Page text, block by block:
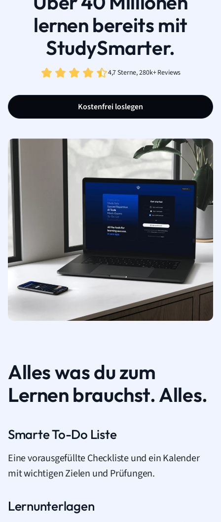
lernen bereits mit
StudySmarter.
4,7 Sterne, 280k+ Reviews
Kostenfrei loslegen
Alles was du zum
Lernen brauchst. Alles.
Smarte To-Do Liste
Eine vorausgefüllte Checkliste und ein Kalender
mit wichtigen Zielen und Prüfungen.
Lernunterlagen